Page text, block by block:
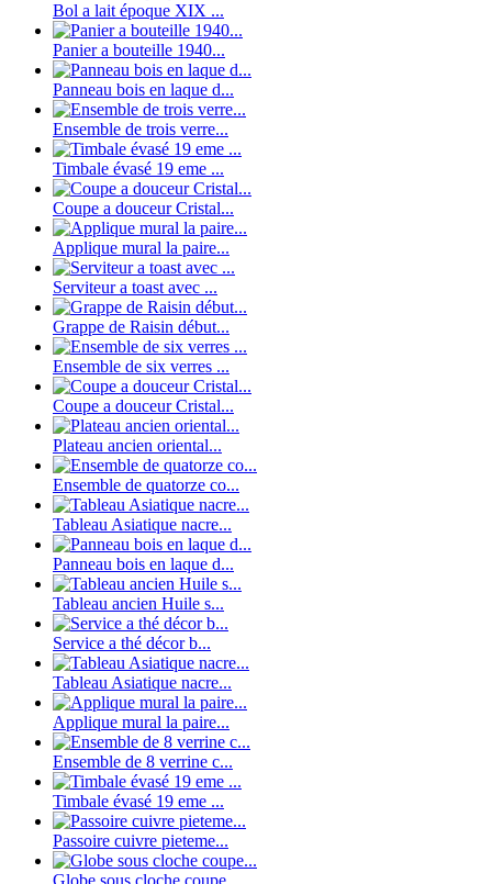
Bol a lait époque XIX ...
Panier a bouteille 1940...
Panneau bois en laque d...
Ensemble de trois verre...
Timbale évasé 19 eme ...
Coupe a douceur Cristal...
Applique mural la paire...
Serviteur a toast avec ...
Grappe de Raisin début...
Ensemble de six verres ...
Coupe a douceur Cristal...
Plateau ancien oriental...
Ensemble de quatorze co...
Tableau Asiatique nacre...
Panneau bois en laque d...
Tableau ancien Huile s...
Service a thé décor b...
Tableau Asiatique nacre...
Applique mural la paire...
Ensemble de 8 verrine c...
Timbale évasé 19 eme ...
Passoire cuivre pieteme...
Globe sous cloche coupe...